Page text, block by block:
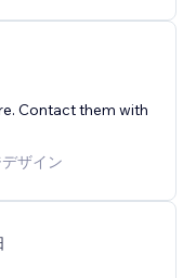
Contact them with
ザイン